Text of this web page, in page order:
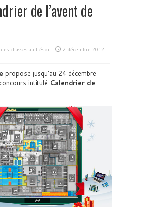
de l’avent de
chasses au trésor
2 décembre 2012
propose jusqu’au 24 décembre
intitulé Calendrier de